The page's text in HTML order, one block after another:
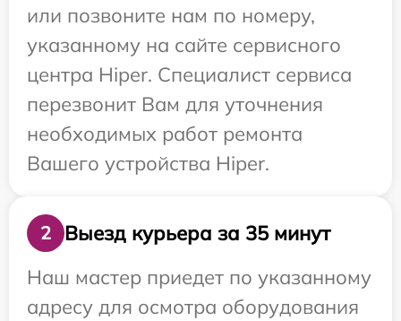
или позвоните нам по номеру,
указанному на сайте сервисного
центра Hiper. Специалист сервиса
перезвонит Вам для уточнения
необходимых работ ремонта
Вашего устройства Hiper.
2
Выезд курьера за 35 минут
Наш мастер приедет по указанному
адресу для осмотра оборудования